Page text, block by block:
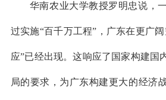
华南农业大学教授罗明忠说，
过实施“百千万工程”，广东在更广
应”已经出现。这响应了国家构建国
局的要求，为广东构建更大的经济